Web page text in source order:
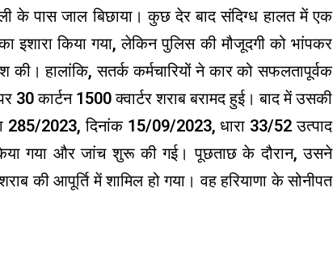
के पास जाल बिछाया। कुछ देर बाद संदिग्ध हालत में एक
किया गया, लेकिन पुलिस की मौजूदगी को भांपकर
हालांकि, सतर्क कर्मचारियों ने कार को सफलतापूर्वक
कार्टन 1500 क्वार्टर शराब बरामद हुई। बाद में उसकी
2023, दिनांक 15/09/2023, धारा 33/52 उत्पाद
गया और जांच शुरू की गई। पूछताछ के दौरान, उसने
की आपूर्ति में शामिल हो गया। वह हरियाणा के सोनीपत